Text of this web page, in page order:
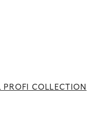
COLLECTION